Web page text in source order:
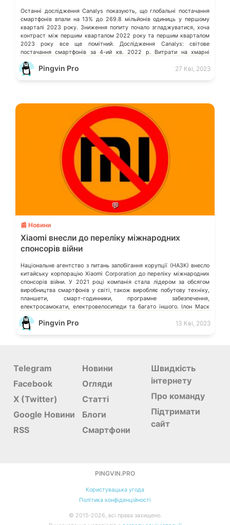
Останні дослідження Canalys показують, що глобальні постачання
смартфонів впали на 13% до 269.8 мільйонів одиниць у першому
кварталі 2023 року. Зниження попиту почало згладжуватися, хоча
контраст між першим кварталом 2022 року та першим кварталом
2023 року все ще помітний. Дослідження Canalys: світове
постачання смартфонів за 4-ий кв. 2022 р. Витрати на хмарні
послуги в усьому […]
Pingvin Pro 27 Кві, 2023
💬
📰 Новини
Xiaomi внесли до переліку міжнародних
спонсорів війни
Національне агентство з питань запобігання корупції (НАЗК) внесло
китайську корпорацію Xiaomi Corporation до переліку міжнародних
спонсорів війни. У 2021 році компанія стала лідером за обсягом
виробництва смартфонів у світі, також виробляє побутову техніку,
планшети, смарт-годинники, програмне забезпечення,
електросамокати, електровелосипеди та багато іншого. Ілон Маск
відмовився видаляти твіт мєдвєдєва про «зникнення України»
Microsoft більше не обслуговує […]
Pingvin Pro 13 Кві, 2023
Telegram
Facebook
X (Twitter)
Google Новини
RSS
Новини
Огляди
Статті
Блоги
Смартфони
Швидкість
інтернету
Про команду
Підтримати
сайт
PINGVIN.PRO
Користувацька угода
Політика конфіденційності
© 2015-2026, всі права захищено.